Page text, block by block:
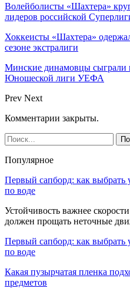
Волейболисты «Шахтера»
лидеров российской
Хоккеисты «Шахтера»
сезоне экстралиги
Минские динамовцы сыграли
Юношеской лиги УЕФА
Prev Next
Комментарии закрыты.
Популярное
Первый сапборд: как выбрать
по воде
Устойчивость важнее
должен прощать неточные
Первый сапборд: как выбрать
по воде
Какая пузырчатая пленка
предметов